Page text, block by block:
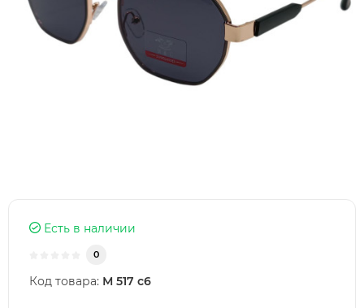
Есть в наличии
0
Код товара: М 517 с6